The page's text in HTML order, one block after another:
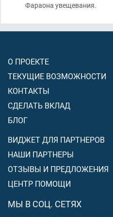
Фараона увещевания.
О ПРОЕКТЕ
ТЕКУЩИЕ ВОЗМОЖНОСТИ
КОНТАКТЫ
СДЕЛАТЬ ВКЛАД
БЛОГ
ВИДЖЕТ ДЛЯ ПАРТНЕРОВ
НАШИ ПАРТНЕРЫ
ОТЗЫВЫ И ПРЕДЛОЖЕНИЯ
ЦЕНТР ПОМОЩИ
МЫ В СОЦ. СЕТЯХ